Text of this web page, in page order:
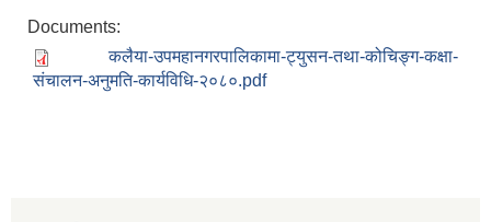
Documents:
कलैया-उपमहानगरपालिकामा-ट्युसन-तथा-कोचिङ्ग-कक्षा-
संचालन-अनुमति-कार्यविधि-२०८०.pdf